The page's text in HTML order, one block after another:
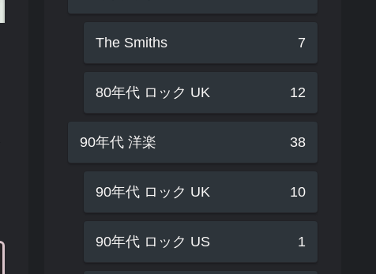
The Smiths 7
80年代 ロック UK 12
90年代 洋楽 38
90年代 ロック UK 10
90年代 ロック US 1